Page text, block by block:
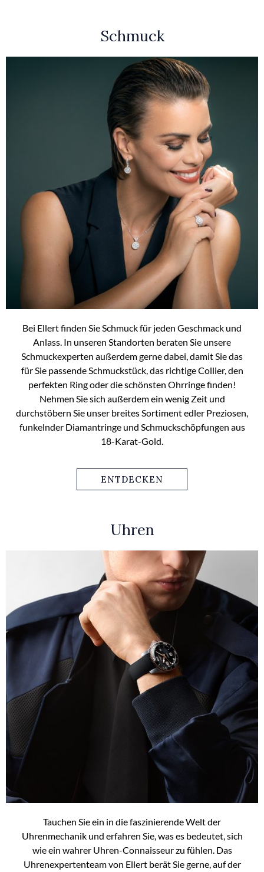
Schmuck
Bei Ellert finden Sie Schmuck für jeden Geschmack und
Anlass. In unseren Standorten beraten Sie unsere
Schmuckexperten außerdem gerne dabei, damit Sie das
für Sie passende Schmuckstück, das richtige Collier, den
perfekten Ring oder die schönsten Ohrringe finden!
Nehmen Sie sich außerdem ein wenig Zeit und
durchstöbern Sie unser breites Sortiment edler Preziosen,
funkelnder Diamantringe und Schmuckschöpfungen aus
18-Karat-Gold.
ENTDECKEN
Uhren
Tauchen Sie ein in die faszinierende Welt der
Uhrenmechanik und erfahren Sie, was es bedeutet, sich
wie ein wahrer Uhren-Connaisseur zu fühlen. Das
Uhrenexpertenteam von Ellert berät Sie gerne, auf der